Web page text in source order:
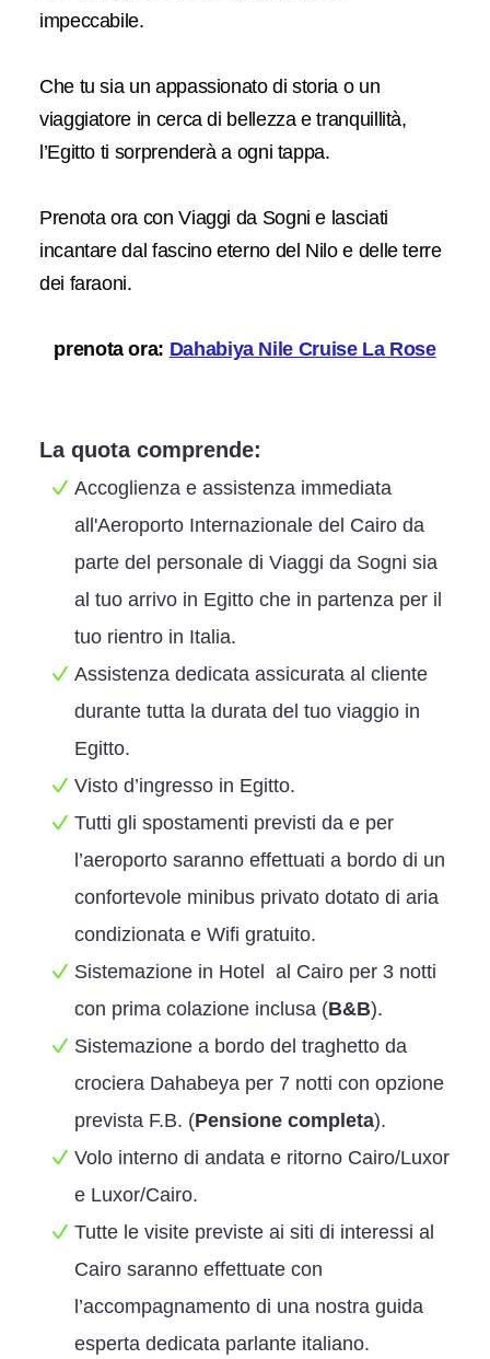
impeccabile.
Che tu sia un appassionato di storia o un
viaggiatore in cerca di bellezza e tranquillità,
l’Egitto ti sorprenderà a ogni tappa.
Prenota ora con Viaggi da Sogni e lasciati
incantare dal fascino eterno del Nilo e delle terre
dei faraoni.
prenota ora: Dahabiya Nile Cruise La Rose
La quota comprende:
Accoglienza e assistenza immediata
all'Aeroporto Internazionale del Cairo da
parte del personale di Viaggi da Sogni sia
al tuo arrivo in Egitto che in partenza per il
tuo rientro in Italia.
Assistenza dedicata assicurata al cliente
durante tutta la durata del tuo viaggio in
Egitto.
Visto d’ingresso in Egitto.
Tutti gli spostamenti previsti da e per
l’aeroporto saranno effettuati a bordo di un
confortevole minibus privato dotato di aria
condizionata e Wifi gratuito.
Sistemazione in Hotel al Cairo per 3 notti
con prima colazione inclusa (B&B).
Sistemazione a bordo del traghetto da
crociera Dahabeya per 7 notti con opzione
prevista F.B. (Pensione completa).
Volo interno di andata e ritorno Cairo/Luxor
e Luxor/Cairo.
Tutte le visite previste ai siti di interessi al
Cairo saranno effettuate con
l’accompagnamento di una nostra guida
esperta dedicata parlante italiano.